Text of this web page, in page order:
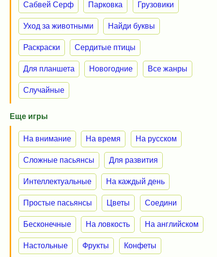
Сабвей Серф Парковка Грузовики
Уход за животными Найди буквы
Раскраски Сердитые птицы
Для планшета Новогодние Все жанры
Случайные
Еще игры
На внимание На время На русском
Сложные пасьянсы Для развития
Интеллектуальные На каждый день
Простые пасьянсы Цветы Соедини
Бесконечные На ловкость На английском
Настольные Фрукты Конфеты